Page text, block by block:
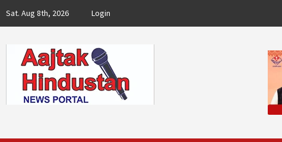
Sat. Aug 8th, 2026 Login